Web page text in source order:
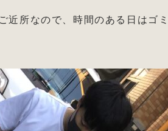
近所なので、時間のある日はゴ